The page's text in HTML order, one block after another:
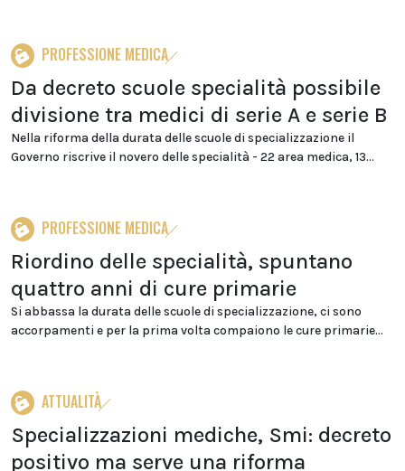
PROFESSIONE MEDICA
Da decreto scuole specialità possibile
divisione tra medici di serie A e serie B
Nella riforma della durata delle scuole di specializzazione il
Governo riscrive il novero delle specialità - 22 area medica, 13...
PROFESSIONE MEDICA
Riordino delle specialità, spuntano
quattro anni di cure primarie
Si abbassa la durata delle scuole di specializzazione, ci sono
accorpamenti e per la prima volta compaiono le cure primarie...
ATTUALITÀ
Specializzazioni mediche, Smi: decreto
positivo ma serve una riforma